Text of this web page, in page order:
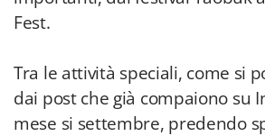
Fest.
Tra le attività speciali, come si
dai post che già compaiono su
mese si settembre, predendo